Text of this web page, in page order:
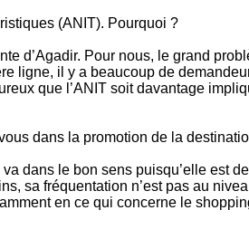
(ANIT). Pourquoi ?
d’Agadir. Pour nous, le grand
ligne, il y a beaucoup de
que l’ANIT soit davantage
dans la promotion de la
dans le bon sens puisqu’elle est
sa fréquentation n’est pas au
en ce qui concerne le